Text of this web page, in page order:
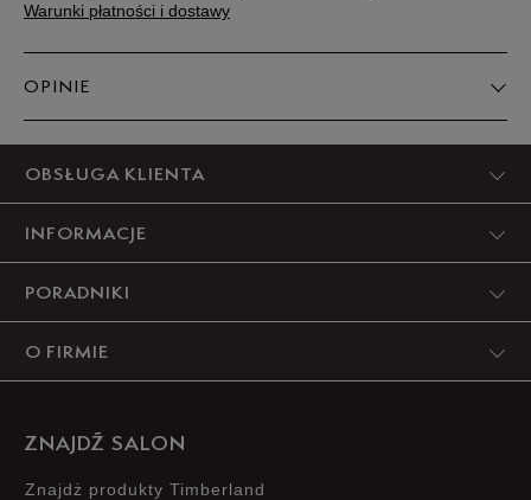
Warunki płatności i dostawy
OPINIE
OBSŁUGA KLIENTA
INFORMACJE
PORADNIKI
O FIRMIE
ZNAJDŹ SALON
Znajdż produkty Timberland